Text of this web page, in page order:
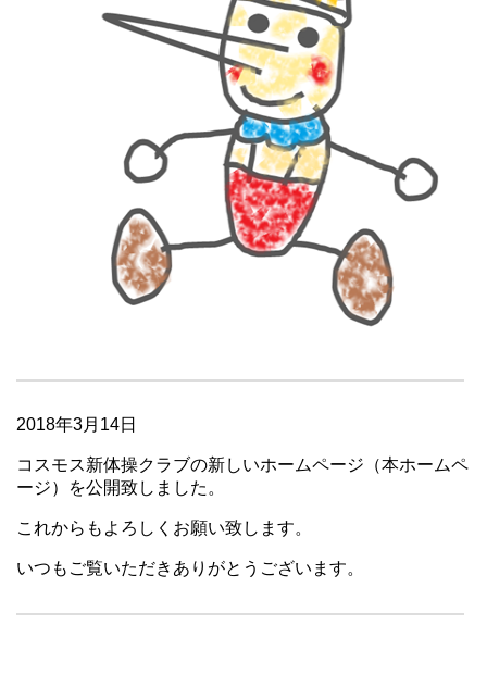
2018年3月14日
コスモス新体操クラブの新しいホームページ（本ホームペ
ージ）を公開致しました。
これからもよろしくお願い致します。
いつもご覧いただきありがとうございます。